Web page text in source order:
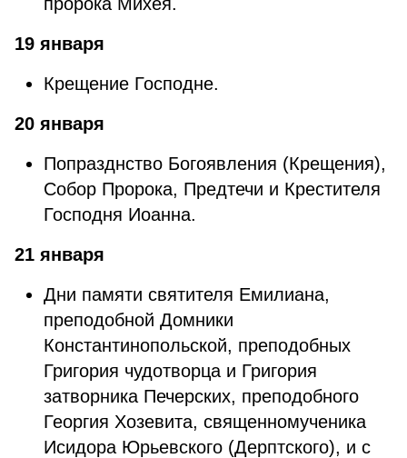
19 января
Крещение Господне.
20 января
Попразднство Богоявления (Крещения),
Собор Пророка, Предтечи и Крестителя
Господня Иоанна.
21 января
Дни памяти святителя Емилиана,
преподобной Домники
Константинопольской, преподобных
Григория чудотворца и Григория
затворника Печерских, преподобного
Георгия Хозевита, священномученика
Исидора Юрьевского (Дерптского), и с